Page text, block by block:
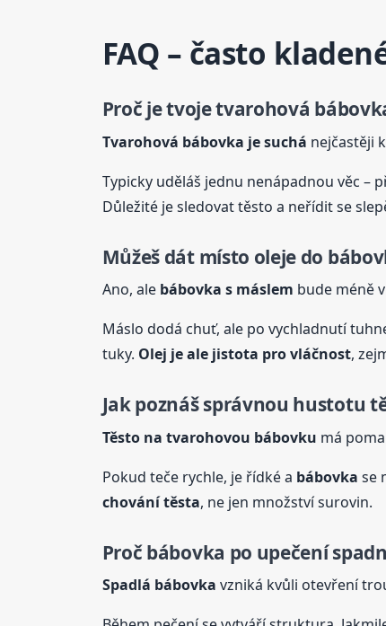
FAQ – často
Proč je tvoje tvarohová
Tvarohová bábovka je suchá nejčastěji
Typicky uděláš jednu nenápadnou věc –
Důležité je sledovat těsto a neřídit se
Můžeš dát místo oleje do
Ano, ale bábovka s máslem bude méně
Máslo dodá chuť, ale po vychladnutí
tuky. Olej je ale jistota pro vláčnost,
Jak poznáš správnou hustotu
Těsto na tvarohovou bábovku má
Pokud teče rychle, je řídké a bábovka se
chování těsta, ne jen množství surovin.
Pročbábovka po upečení
Spadlá bábovka vzniká kvůli otevření